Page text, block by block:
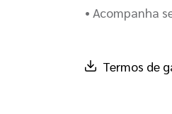
• Acompanha
Termos de